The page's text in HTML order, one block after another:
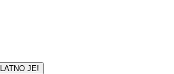
PRETPLATI ME, BESPLATNO JE!